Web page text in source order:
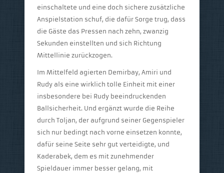
einschaltete und eine doch sichere zusätzliche
Anspielstation schuf, die dafür Sorge trug, dass
die Gäste das Pressen nach zehn, zwanzig
Sekunden einstellten und sich Richtung
Mittellinie zurückzogen.
Im Mittelfeld agierten Demirbay, Amiri und
Rudy als eine wirklich tolle Einheit mit einer
insbesondere bei Rudy beeindruckenden
Ballsicherheit. Und ergänzt wurde die Reihe
durch Toljan, der aufgrund seiner Gegenspieler
sich nur bedingt nach vorne einsetzen konnte,
dafür seine Seite sehr gut verteidigte, und
Kaderabek, dem es mit zunehmender
Spieldauer immer besser gelang, mit